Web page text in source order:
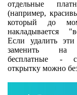
отдельные
(например,
который до
накладывается
Если удалить
заменить на
бесплатные -
открытку можно